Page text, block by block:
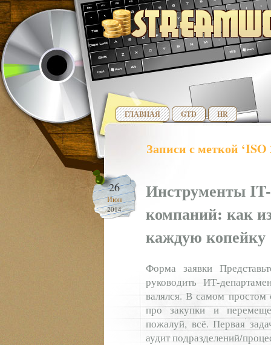
ГЛАВНАЯ GTD HR
Записи с меткой ‘ISO
26
Июн
2014
Инструменты
компаний: как
каждую копейку
Форма заявки
руководить ИТ-
валялся. В самом простом
про закупки и
пожалуй, всё. Первая
аудит подразделений/